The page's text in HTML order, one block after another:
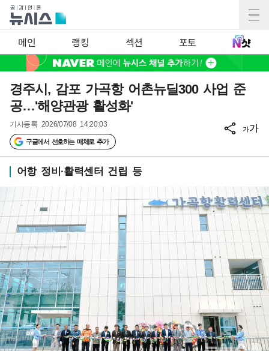
메인 랭킹 섹션 포토
경주시, 감포 가곡항 어촌뉴딜300 사업 준
공…'해양관광 활성화'
기사등록 2026/07/08 14:20:03
구글에서 선호하는 매체로 추가
가가
어항 정비·활력센터 건립 등